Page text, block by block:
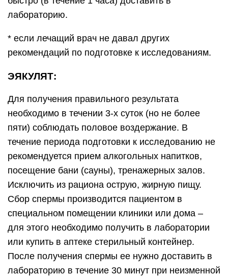
лабораторию.
* если лечащий врач не давал других
рекомендаций по подготовке к исследованиям.
ЭЯКУЛЯТ:
Для получения правильного результата
необходимо в течении 3-х суток (но не более
пяти) соблюдать половое воздержание. В
течение периода подготовки к исследованию не
рекомендуется прием алкогольных напитков,
посещение бани (сауны), тренажерных залов.
Исключить из рациона острую, жирную пищу.
Сбор спермы производится пациентом в
специальном помещении клиники или дома –
для этого необходимо получить в лаборатории
или купить в аптеке стерильный контейнер.
После получения спермы ее нужно доставить в
лабораторию в течение 30 минут при неизменной